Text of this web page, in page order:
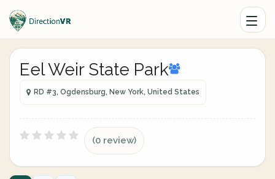
Eel Weir State Park
RD #3, Ogdensburg, New York, United States
(0 review)